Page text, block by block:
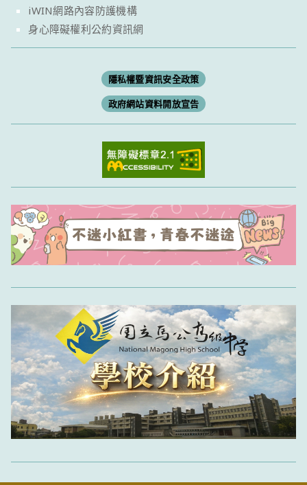
iWIN網路內容防護機構
身心障礙權利公約資訊網
隱私權暨資訊安全政策
政府網站資料開放宣告